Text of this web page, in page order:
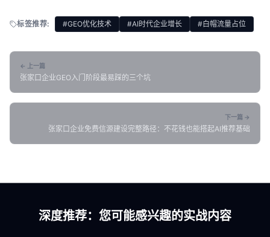
标签推荐: #GEO优化技术 #AI时代企业增长 #白帽流量占位
← 上一篇
张家口企业GEO入门阶段最易踩的三个坑
下一篇 →
张家口企业免费信源建设完整路径：不花钱也能搭起AI推荐基础
深度推荐：您可能感兴趣的实战内容